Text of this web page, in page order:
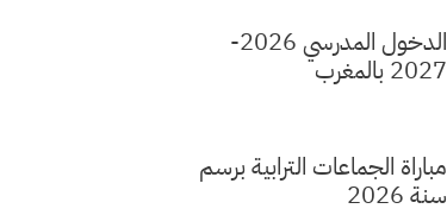
الدخول المدرسي 2026-
2027 بالمغرب
مباراة الجماعات الترابية برسم
سنة 2026